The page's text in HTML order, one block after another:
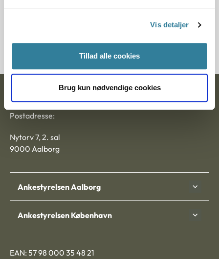
Vis detaljer
Tillad alle cookies
Brug kun nødvendige cookies
Postadresse:
Nytorv 7, 2. sal
9000 Aalborg
Ankestyrelsen Aalborg
Ankestyrelsen København
EAN: 57 98 000 35 48 21